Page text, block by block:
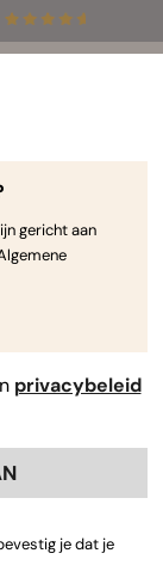
gericht aan
privacybeleid
je dat je